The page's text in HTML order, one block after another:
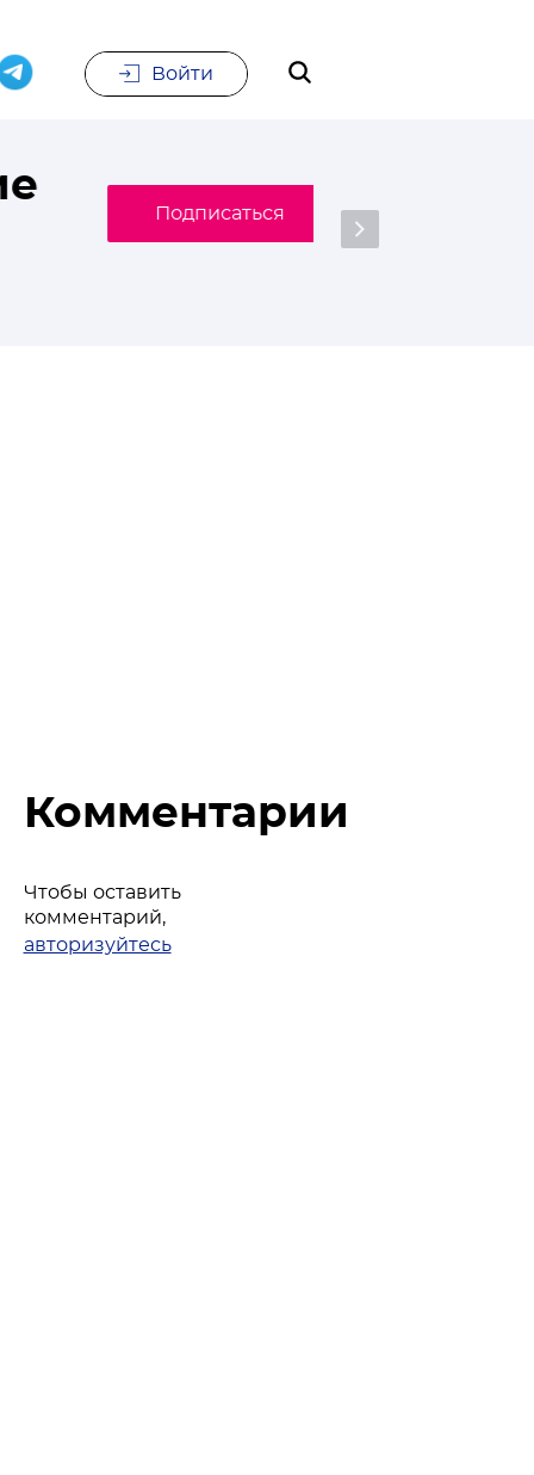
Войти
Подписаться
Комментарии
Чтобы оставить
комментарий,
авторизуйтесь